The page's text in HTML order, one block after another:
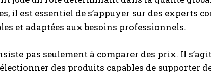
il est essentiel de s’appuyer sur des experts
et adaptées aux besoins professionnels.
pas seulement à comparer des prix. Il
des produits capables de supporter